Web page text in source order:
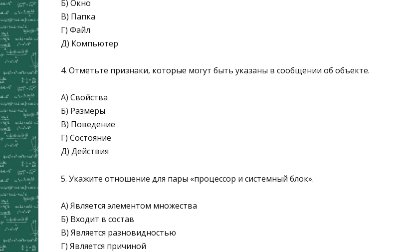
Б) Окно
В) Папка
Г) Файл
Д) Компьютер
4. Отметьте признаки, которые могут быть указаны в сообщении об объекте.
А) Свойства
Б) Размеры
В) Поведение
Г) Состояние
Д) Действия
5. Укажите отношение для пары «процессор и системный блок».
А) Является элементом множества
Б) Входит в состав
В) Является разновидностью
Г) Является причиной